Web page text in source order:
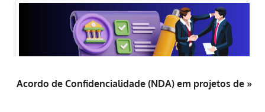
Acordo de Confidencialidade (NDA) em projetos de »